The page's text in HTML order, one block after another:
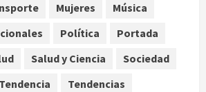
influencer que documentó su lucha
agosto 8, 2026
Mujeres
Música
Política
Portada
Salud y Ciencia
Sociedad
Tendencia
Tendencias